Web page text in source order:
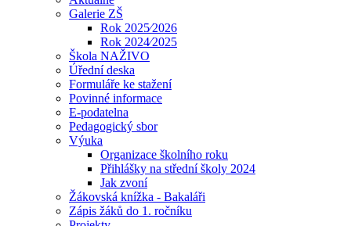
Galerie ZŠ
Rok 2025⁄2026
Rok 2024⁄2025
Škola NAŽIVO
Úřední deska
Formuláře ke stažení
Povinné informace
E-podatelna
Pedagogický sbor
Výuka
Organizace školního roku
Přihlášky na střední školy 2024
Jak zvoní
Žákovská knížka - Bakaláři
Zápis žáků do 1. ročníku